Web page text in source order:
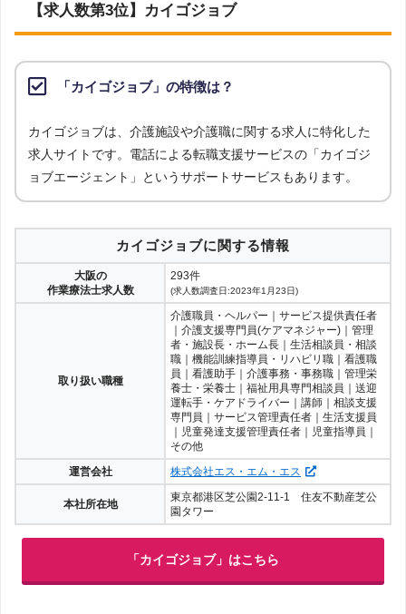
【求人数第3位】カイゴジョブ
「カイゴジョブ」の特徴は？
カイゴジョブは、介護施設や介護職に関する求人に特化した
求人サイトです。電話による転職支援サービスの「カイゴジ
ョブエージェント」というサポートサービスもあります。
カイゴジョブに関する情報
大阪の
作業療法士求人数
293件
(求人数調査日:2023年1月23日)
取り扱い職種
介護職員・ヘルパー｜サービス提供責任者
｜介護支援専門員(ケアマネジャー)｜管理
者・施設長・ホーム長｜生活相談員・相談
職｜機能訓練指導員・リハビリ職｜看護職
員｜看護助手｜介護事務・事務職｜管理栄
養士・栄養士｜福祉用具専門相談員｜送迎
運転手・ケアドライバー｜講師｜相談支援
専門員｜サービス管理責任者｜生活支援員
｜児童発達支援管理責任者｜児童指導員｜
その他
運営会社
株式会社エス・エム・エス
本社所在地
東京都港区芝公園2-11-1 住友不動産芝公
園タワー
「カイゴジョブ」はこちら